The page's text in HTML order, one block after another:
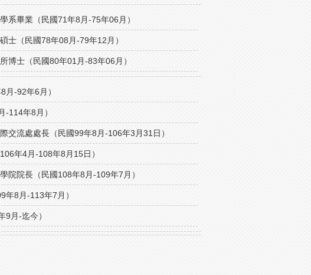
系畢業（民國71年8月-75年06月）
士（民國78年08月-79年12月）
博士（民國80年01月-83年06月）
月-92年6月）
-114年8月）
交流處處長（民國99年8月-106年3月31日）
年4月-108年8月15日）
院院長（民國108年8月-109年7月）
年8月-113年7月）
9月-迄今）